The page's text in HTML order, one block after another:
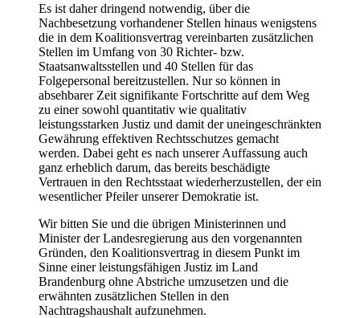
Es ist daher dringend notwendig, über die
Nachbesetzung vorhandener Stellen hinaus wenigstens
die in dem Koalitionsvertrag vereinbarten zusätzlichen
Stellen im Umfang von 30 Richter- bzw.
Staatsanwaltsstellen und 40 Stellen für das
Folgepersonal bereitzustellen. Nur so können in
absehbarer Zeit signifikante Fortschritte auf dem Weg
zu einer sowohl quantitativ wie qualitativ
leistungsstarken Justiz und damit der uneingeschränkten
Gewährung effektiven Rechtsschutzes gemacht
werden. Dabei geht es nach unserer Auffassung auch
ganz erheblich darum, das bereits beschädigte
Vertrauen in den Rechtsstaat wiederherzustellen, der ein
wesentlicher Pfeiler unserer Demokratie ist.
Wir bitten Sie und die übrigen Ministerinnen und
Minister der Landesregierung aus den vorgenannten
Gründen, den Koalitionsvertrag in diesem Punkt im
Sinne einer leistungsfähigen Justiz im Land
Brandenburg ohne Abstriche umzusetzen und die
erwähnten zusätzlichen Stellen in den
Nachtragshaushalt aufzunehmen.